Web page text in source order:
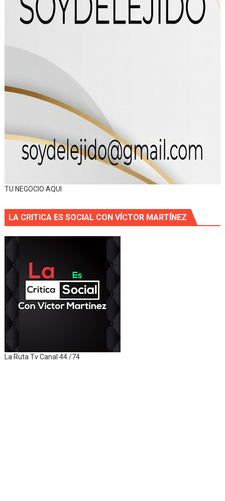
TU NEGOCIO AQUI
LA CRITICA ES SOCIAL CON VÍCTOR MARTÍNEZ
La Ruta Tv Canal 44 /74